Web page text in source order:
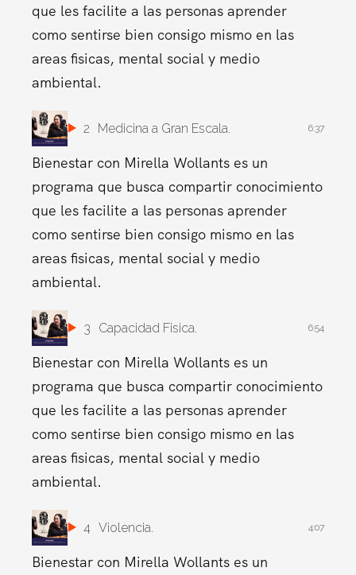
que les facilite a las personas aprender
como sentirse bien consigo mismo en las
areas fisicas, mental social y medio
ambiental.
2 Medicina a Gran Escala. 6:37
Bienestar con Mirella Wollants es un
programa que busca compartir conocimiento
que les facilite a las personas aprender
como sentirse bien consigo mismo en las
areas fisicas, mental social y medio
ambiental.
3 Capacidad Fisica. 6:54
Bienestar con Mirella Wollants es un
programa que busca compartir conocimiento
que les facilite a las personas aprender
como sentirse bien consigo mismo en las
areas fisicas, mental social y medio
ambiental.
4 Violencia. 4:07
Bienestar con Mirella Wollants es un